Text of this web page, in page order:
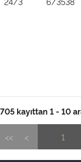
705 kayıttan 1 - 10
<< < 1